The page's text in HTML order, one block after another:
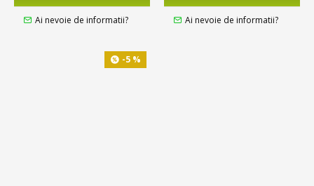
Ai nevoie de informatii? Ai nevoie de informatii?
-5 %